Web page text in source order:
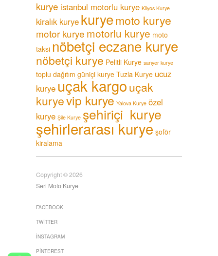
kurye istanbul motorlu kurye Kilyos Kurye
kiralık kurye kuryemoto kurye
motor kurye motorlu kurye moto
taksi nöbetçi eczane kurye
nöbetçi kurye Pelitli Kurye sarıyer kurye
toplu dağıtım güniçi kurye Tuzla Kurye ucuz
kurye uçak kargouçak
kuryevip kurye Yalova Kurye özel
kurye Şile Kurye şehiriçi kurye
şehirlerarası kurye şoför
kiralama
Copyright © 2026
Seri Moto Kurye
FACEBOOK
TWITTER
İNSTAGRAM
PINTEREST